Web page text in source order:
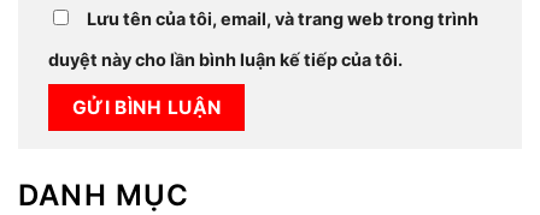
Lưu tên của tôi, email, và trang web trong trình
duyệt này cho lần bình luận kế tiếp của tôi.
DANH MỤC